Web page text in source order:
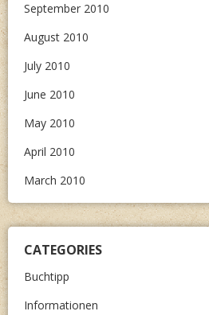
September 2010
August 2010
July 2010
June 2010
May 2010
April 2010
March 2010
CATEGORIES
Buchtipp
Informationen